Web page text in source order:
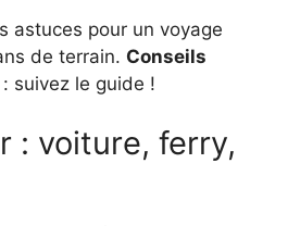
astuces pour un voyage
de terrain. Conseils
: suivez le guide !
: voiture, ferry,